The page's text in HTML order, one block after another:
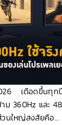
เดือดขึ้นทุก
360Hz และ
นใหญ่สงสัยคือ…